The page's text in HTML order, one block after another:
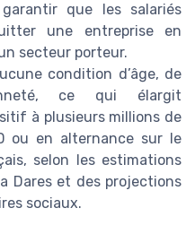
que les salariés
une entreprise en
secteur porteur.
condition d’âge, de
ce qui élargit
à plusieurs millions de
ou en alternance sur le
selon les estimations
Dares et des projections
sociaux.